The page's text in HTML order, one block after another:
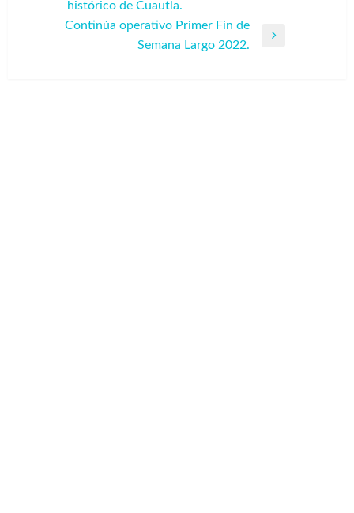
entradashistórico de Cuautla.
Continúa operativo Primer Fin de
Semana Largo 2022.